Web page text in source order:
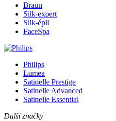
Braun
Silk-expert
Silk-épil
FaceSpa
Philips
Lumea
Satinelle Prestige
Satinelle Advanced
Satinelle Essential
Další značky